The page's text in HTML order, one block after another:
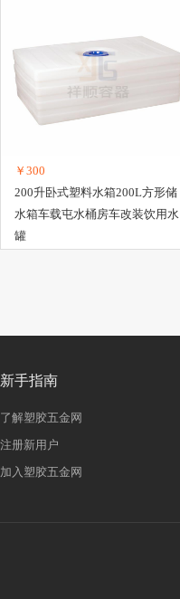
￥300
200升卧式塑料水箱200L方形储
水箱车载屯水桶房车改装饮用水
罐
新手指南
了解塑胶五金网
注册新用户
加入塑胶五金网